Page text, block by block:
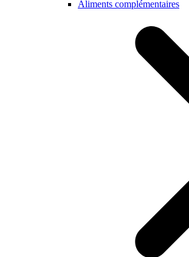
Aliments complémentaires